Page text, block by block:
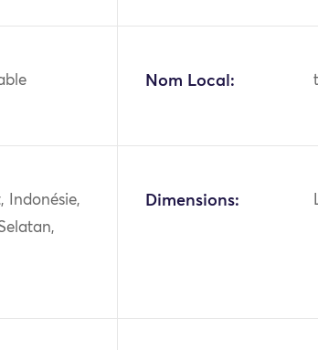
Nom Local:
Indonésie,
Dimensions: